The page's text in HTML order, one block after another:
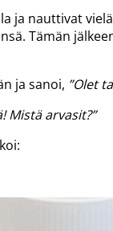
ja nauttivat
Tämän
ja sanoi, ”Olet
Mistä arvasit?”